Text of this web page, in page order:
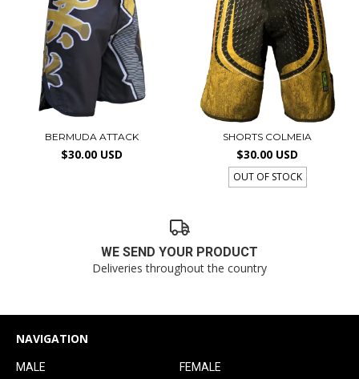
BERMUDA ATTACK
$30.00 USD
SHORTS COLMEIA
$30.00 USD
OUT OF STOCK
WE SEND YOUR PRODUCT
Deliveries throughout the country
NAVIGATION
MALE FEMALE